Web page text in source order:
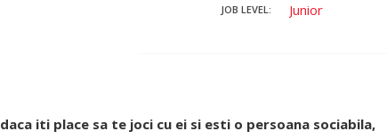
JOB LEVEL: Junior
iti place sa te joci cu ei si esti o persoana sociabila,